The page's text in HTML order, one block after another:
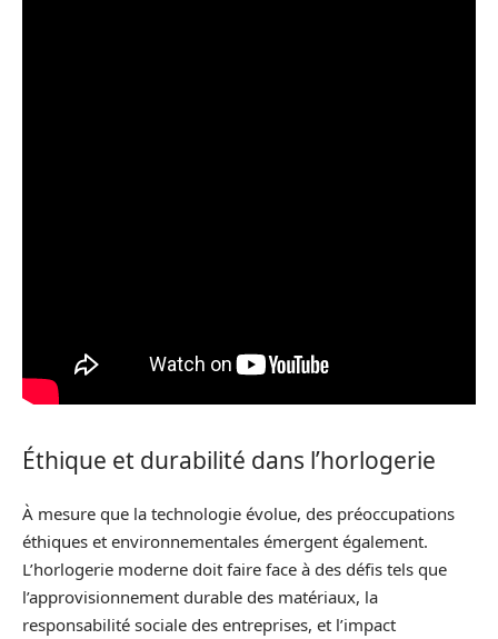
Éthique et durabilité dans l’horlogerie
À mesure que la technologie évolue, des préoccupations
éthiques et environnementales émergent également.
L’horlogerie moderne doit faire face à des défis tels que
l’approvisionnement durable des matériaux, la
responsabilité sociale des entreprises, et l’impact